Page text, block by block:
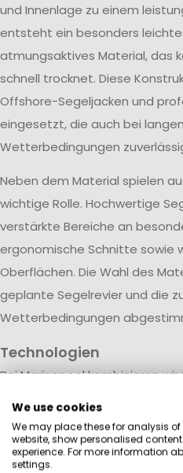
und Innenlage zu einem
entsteht ein besonders
atmungsaktives Material, das
schnell trocknet. Diese
Offshore-Segeljacken und
eingesetzt, die auch bei
Wetterbedingungen
Neben dem Material spielen
wichtige Rolle. Hochwertige
verstärkte Bereiche an
ergonomische Schnitte sowie
Oberflächen. Die Wahl des
geplante Segelrevier und die
Wetterbedingungen
Technologien
Bei Marinepool kombinieren
Segeljacken und Spraytops
mit durchdachten Funktionen
Wasser. Wasserdichte und
Regen und Gischt zuverlässig
We use cookies
We may place these for analysis
website, show personalised
experience. For more information
settings.